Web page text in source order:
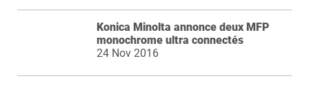
Konica Minolta annonce deux MFP
monochrome ultra connectés
24 Nov 2016